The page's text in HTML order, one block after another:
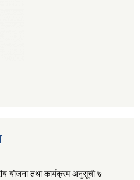
योजना तथा कार्यक्रम अनुसूची ७